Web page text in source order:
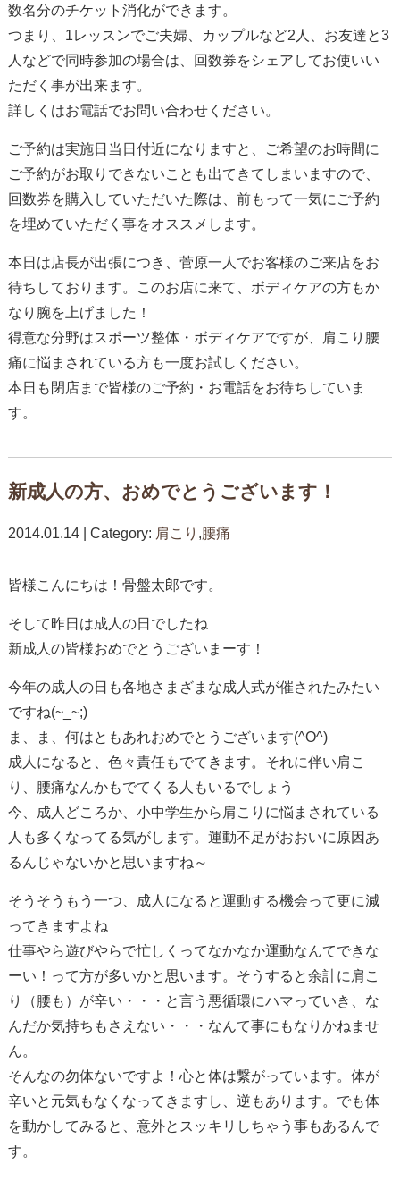
数名分のチケット消化ができます。
つまり、1レッスンでご夫婦、カップルなど2人、お友達と3
人などで同時参加の場合は、回数券をシェアしてお使いい
ただく事が出来ます。
詳しくはお電話でお問い合わせください。
ご予約は実施日当日付近になりますと、ご希望のお時間に
ご予約がお取りできないことも出てきてしまいますので、
回数券を購入していただいた際は、前もって一気にご予約
を埋めていただく事をオススメします。
本日は店長が出張につき、菅原一人でお客様のご来店をお
待ちしております。このお店に来て、ボディケアの方もか
なり腕を上げました！
得意な分野はスポーツ整体・ボディケアですが、肩こり腰
痛に悩まされている方も一度お試しください。
本日も閉店まで皆様のご予約・お電話をお待ちしていま
す。
新成人の方、おめでとうございます！
2014.01.14 | Category: 肩こり ,腰痛
皆様こんにちは！骨盤太郎です。
そして昨日は成人の日でしたね
新成人の皆様おめでとうございまーす！
今年の成人の日も各地さまざまな成人式が催されたみたい
ですね(~_~;)
ま、ま、何はともあれおめでとうございます(^O^)
成人になると、色々責任もでてきます。それに伴い肩こ
り、腰痛なんかもでてくる人もいるでしょう
今、成人どころか、小中学生から肩こりに悩まされている
人も多くなってる気がします。運動不足がおおいに原因あ
るんじゃないかと思いますね～
そうそうもう一つ、成人になると運動する機会って更に減
ってきますよね
仕事やら遊びやらで忙しくってなかなか運動なんてできな
ーい！って方が多いかと思います。そうすると余計に肩こ
り（腰も）が辛い・・・と言う悪循環にハマっていき、な
んだか気持ちもさえない・・・なんて事にもなりかねませ
ん。
そんなの勿体ないですよ！心と体は繋がっています。体が
辛いと元気もなくなってきますし、逆もあります。でも体
を動かしてみると、意外とスッキリしちゃう事もあるんで
す。